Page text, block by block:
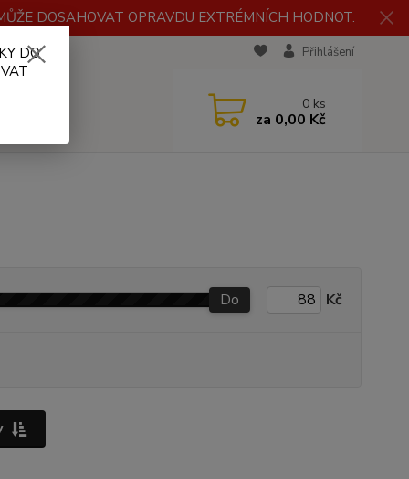
DOSAHOVAT OPRAVDU EXTRÉMNÍCH HODNOT.
Přihlášení
0 ks
za 0,00 Kč
Do Kč
DO